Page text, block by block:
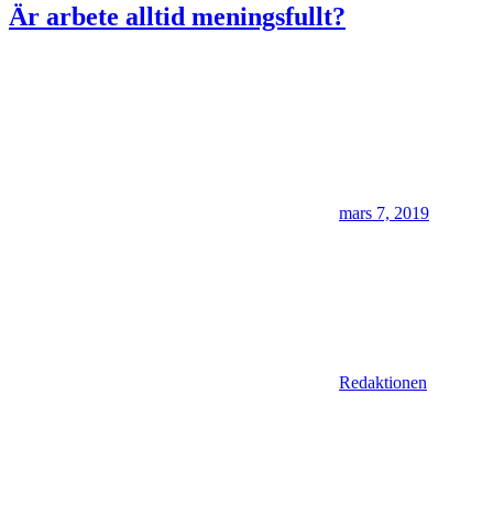
Är arbete alltid meningsfullt?
mars 7, 2019
Redaktionen